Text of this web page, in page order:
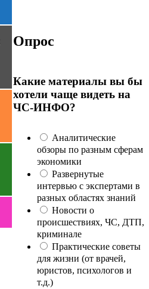
Опрос
Какие материалы вы бы
хотели чаще видеть на
ЧС-ИНФО?
Аналитические
обзоры по разным сферам
экономики
Развернутые
интервью с экспертами в
разных областях знаний
Новости о
происшествиях, ЧС, ДТП,
криминале
Практические советы
для жизни (от врачей,
юристов, психологов и
т.д.)